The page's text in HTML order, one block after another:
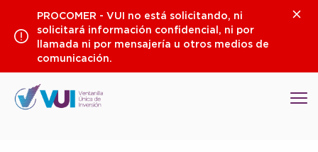
contenido
PROCOMER - VUI no está solicitando, ni
solicitará información confidencial, ni por
llamada ni por mensajería u otros medios de
comunicación.